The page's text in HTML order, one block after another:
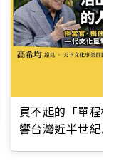
買不起的「單程
響台灣近半世紀